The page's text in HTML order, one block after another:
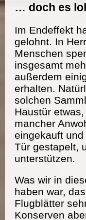
… doch es
Im Endeffekt
gelohnt. In
Menschen
insgesamt
außerdem
erhalten.
solchen
Haustür
mancher
eingekauft
Tür gestapelt,
unterstützen.
Was wir in
haben war,
Flugblätter
Konserven